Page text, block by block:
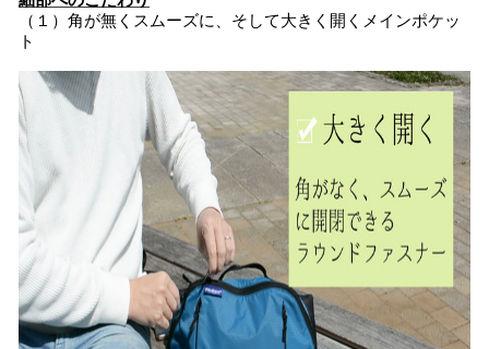
（１）角が無くスムーズに、そして大きく開くメインポケッ
ト